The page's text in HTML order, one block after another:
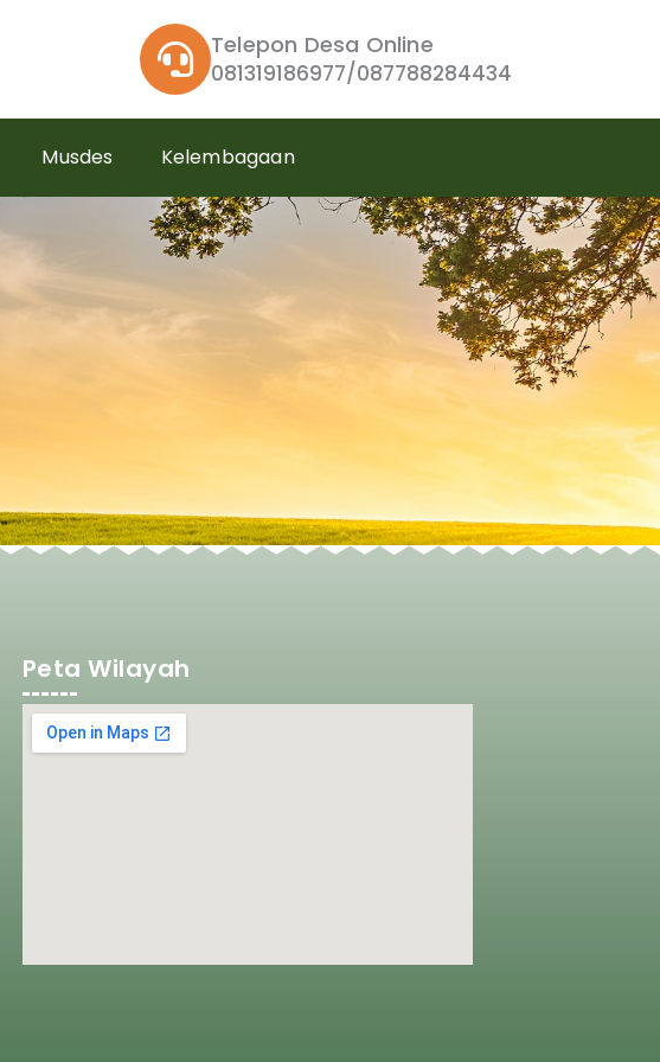
Telepon Desa Online
081319186977/087788284434
Musdes Kelembagaan
Peta Wilayah